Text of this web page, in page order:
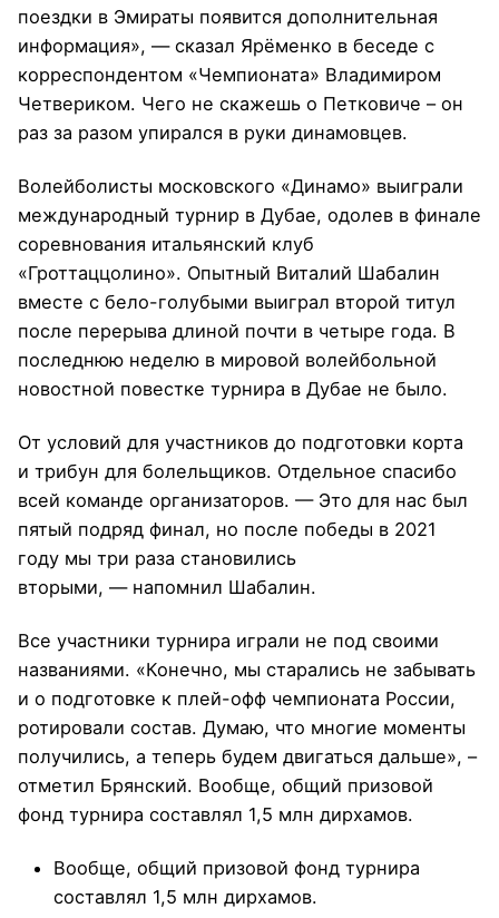
поездки в Эмираты появится дополнительная
информация», — сказал Ярёменко в беседе с
корреспондентом «Чемпионата» Владимиром
Четвериком. Чего не скажешь о Петковиче – он
раз за разом упирался в руки динамовцев.
Волейболисты московского «Динамо» выиграли
международный турнир в Дубае, одолев в финале
соревнования итальянский клуб
«Гроттаццолино». Опытный Виталий Шабалин
вместе с бело-голубыми выиграл второй титул
после перерыва длиной почти в четыре года. В
последнюю неделю в мировой волейбольной
новостной повестке турнира в Дубае не было.
От условий для участников до подготовки корта
и трибун для болельщиков. Отдельное спасибо
всей команде организаторов. — Это для нас был
пятый подряд финал, но после победы в 2021
году мы три раза становились
вторыми, — напомнил Шабалин.
Все участники турнира играли не под своими
названиями. «Конечно, мы старались не забывать
и о подготовке к плей-офф чемпионата России,
ротировали состав. Думаю, что многие моменты
получились, а теперь будем двигаться дальше», –
отметил Брянский. Вообще, общий призовой
фонд турнира составлял 1,5 млн дирхамов.
Вообще, общий призовой фонд турнира
составлял 1,5 млн дирхамов.